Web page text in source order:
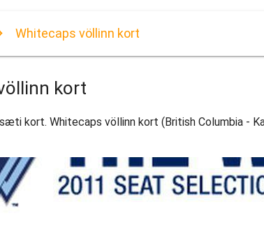
Whitecaps völlinn kort
kort
kort. Whitecaps völlinn kort (British Columbia -